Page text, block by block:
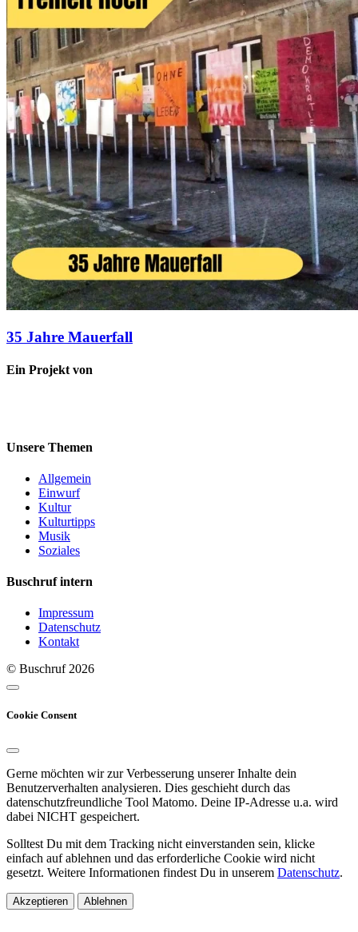
35 Jahre Mauerfall
Ein Projekt von
Unsere Themen
Allgemein
Einwurf
Kultur
Kulturtipps
Musik
Soziales
Buschruf intern
Impressum
Datenschutz
Kontakt
© Buschruf2026
Cookie Consent
Gerne möchten wir zur Verbesserung unserer Inhalte dein
Benutzerverhalten analysieren. Dies geschieht durch das
datenschutzfreundliche Tool Matomo. Deine IP-Adresse u.a. wird
dabei NICHT gespeichert.
Solltest Du mit dem Tracking nicht einverstanden sein, klicke
einfach auf ablehnen und das erforderliche Cookie wird nicht
gesetzt. Weitere Informationen findest Du in unserem Datenschutz.
Akzeptieren Ablehnen